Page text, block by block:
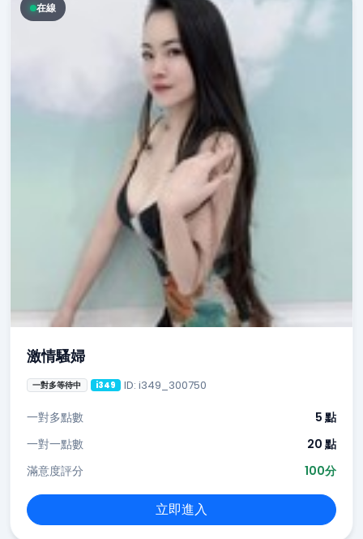
在線
激情騷婦
一對多等待中 i349 ID: i349_300750
一對多點數
5 點
一對一點數
20 點
滿意度評分
100分
立即進入